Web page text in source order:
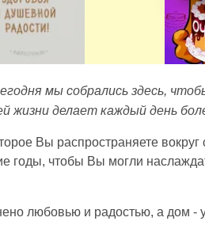
мы собрались здесь,
жизни делает каждый день
Вы распространяете
годы, чтобы Вы могли
любовью и радостью, а дом